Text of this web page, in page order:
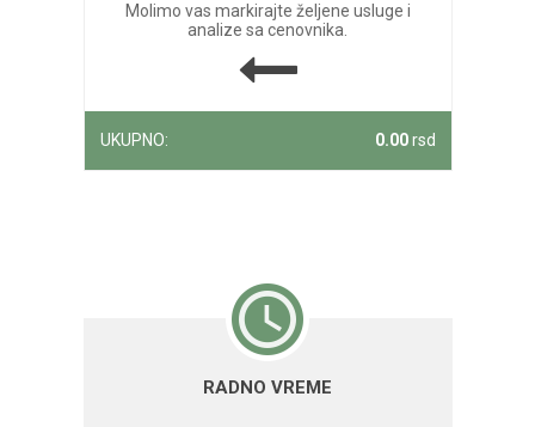
Molimo vas markirajte željene usluge i
analize sa cenovnika.
UKUPNO: 0.00rsd
RADNO VREME